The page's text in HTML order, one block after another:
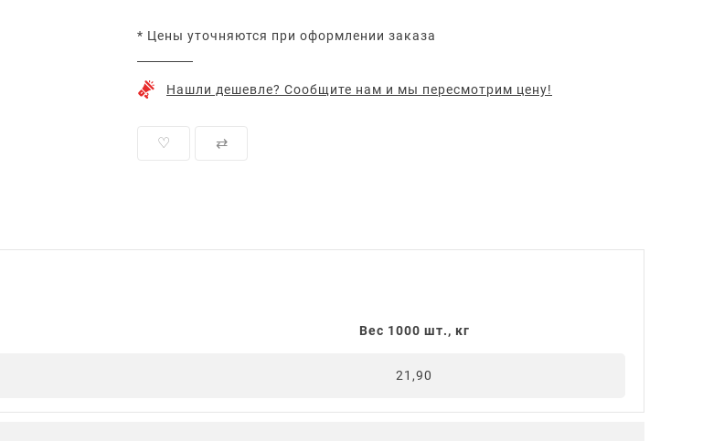
* Цены уточняются при оформлении заказа
Нашли дешевле? Сообщите нам и мы пересмотрим цену!
♡ ⇄
Вес 1000 шт., кг
21,90